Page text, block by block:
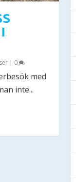
| 0
med
inte...